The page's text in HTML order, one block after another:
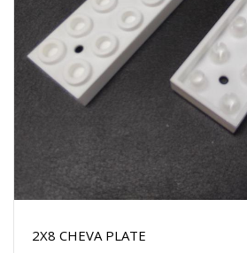
2X8 CHEVA PLATE